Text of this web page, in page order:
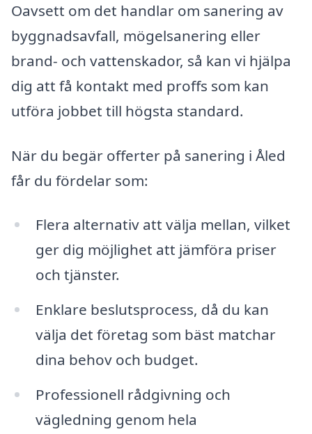
Oavsett om det handlar om sanering av
byggnadsavfall, mögelsanering eller
brand- och vattenskador, så kan vi hjälpa
dig att få kontakt med proffs som kan
utföra jobbet till högsta standard.
När du begär offerter på sanering i Åled
får du fördelar som:
Flera alternativ att välja mellan, vilket
ger dig möjlighet att jämföra priser
och tjänster.
Enklare beslutsprocess, då du kan
välja det företag som bäst matchar
dina behov och budget.
Professionell rådgivning och
vägledning genom hela